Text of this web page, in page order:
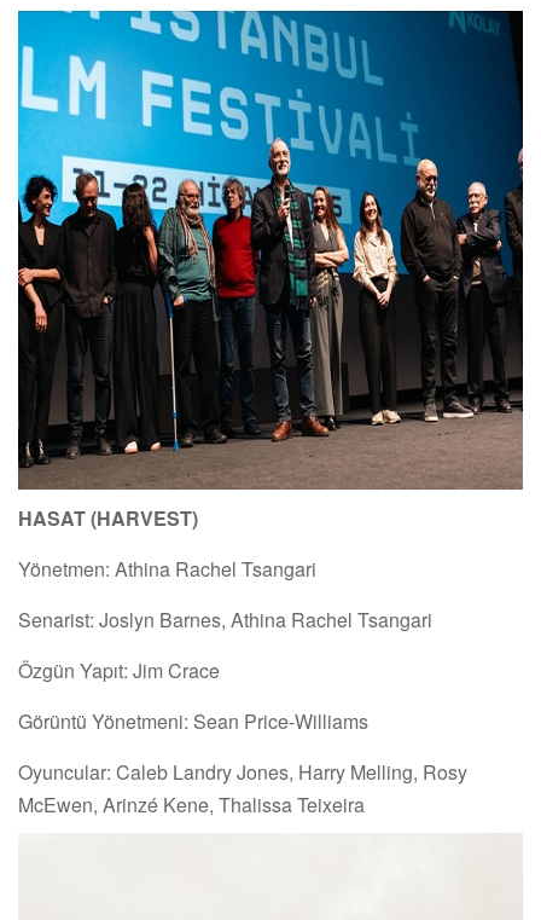
HASAT (HARVEST)
Yönetmen: Athina Rachel Tsangari
Senarist: Joslyn Barnes, Athina Rachel Tsangari
Özgün Yapıt: Jim Crace
Görüntü Yönetmeni: Sean Price-Williams
Oyuncular: Caleb Landry Jones, Harry Melling, Rosy
McEwen, Arinzé Kene, Thalissa Teixeira